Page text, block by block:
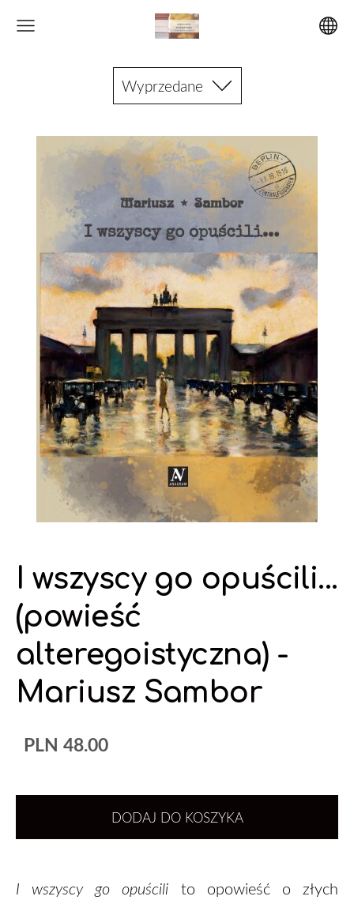
Wyprzedane
I wszyscy go opuścili...
(powieść
alteregoistyczna) -
Mariusz Sambor
PLN 48.00
DODAJ DO KOSZYKA
I wszyscy go opuścili to opowieść o złych